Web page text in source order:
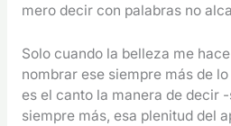
mero decir con palabras no
Solo cuando la belleza me
nombrar ese siempre más de
es el canto la manera de decir
siempre más, esa plenitud del